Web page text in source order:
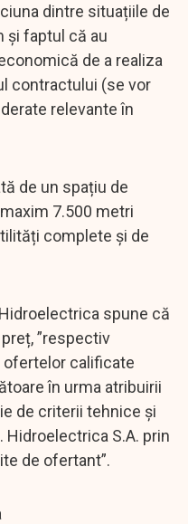
dintre situațiile de
și faptul că au
de a realiza
contractului (se vor
relevante în
de un spațiu de
7.500 metri
complete și de
spune că
”respectiv
ofertelor calificate
în urma atribuirii
de criterii tehnice și
Hidroelectrica S.A. prin
de ofertant”.